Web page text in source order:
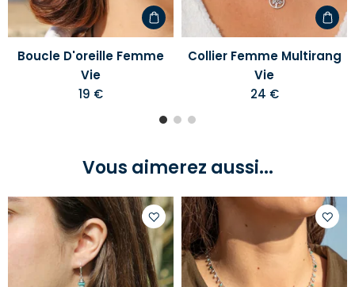
Boucle D'oreille Femme
Vie
19 €
Collier Femme Multirang
Vie
24 €
Vous aimerez aussi...
Ajouter
à
votre
à
votre